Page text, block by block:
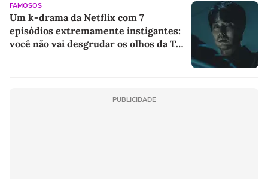
FAMOSOS
Um k-drama da Netflix com 7
episódios extremamente instigantes:
você não vai desgrudar os olhos da TV
PUBLICIDADE